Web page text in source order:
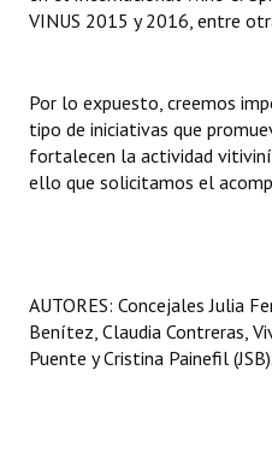
VINUS 2015 y 2016, entre
Por lo expuesto, creemos
tipo de iniciativas que
fortalecen la actividad
ello que solicitamos el
AUTORES: Concejales Julia
Benítez, Claudia Contreras,
Puente y Cristina Painefil (JSB).